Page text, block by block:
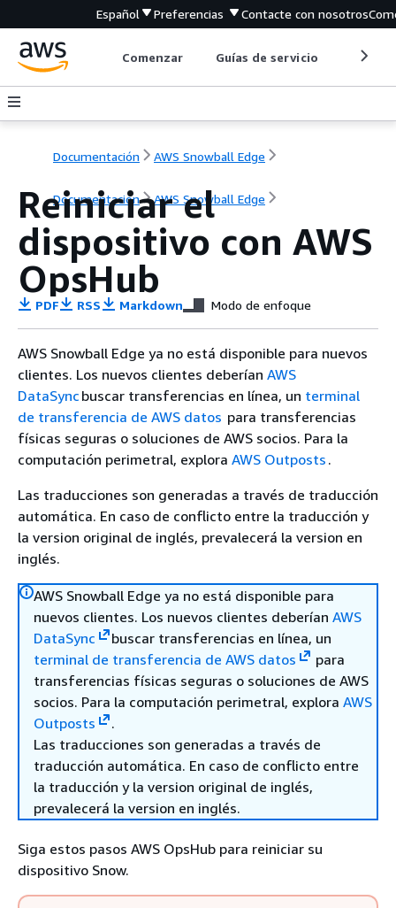
Español Preferencias Contacte con nosotros
Comenzar Guías de servicio
Documentación AWS Snowball Edge
Documentación AWS Snowball Edge
Reiniciar el
dispositivo con AWS
OpsHub
PDF RSS Markdown Modo de enfoque
AWS Snowball Edge ya no está disponible para nuevos
clientes. Los nuevos clientes deberían AWS
DataSync buscar transferencias en línea, un terminal
de transferencia de AWS datos para transferencias
físicas seguras o soluciones de AWS socios. Para la
computación perimetral, explora AWS Outposts .
Las traducciones son generadas a través de traducción
automática. En caso de conflicto entre la traducción y
la version original de inglés, prevalecerá la version en
inglés.
AWS Snowball Edge ya no está disponible para
nuevos clientes. Los nuevos clientes deberían AWS
DataSync
buscar transferencias en línea, un
terminal de transferencia de AWS datos
para
transferencias físicas seguras o soluciones de AWS
socios. Para la computación perimetral, explora AWS
Outposts
.
Las traducciones son generadas a través de
traducción automática. En caso de conflicto entre
la traducción y la version original de inglés,
prevalecerá la version en inglés.
Siga estos pasos AWS OpsHub para reiniciar su
dispositivo Snow.